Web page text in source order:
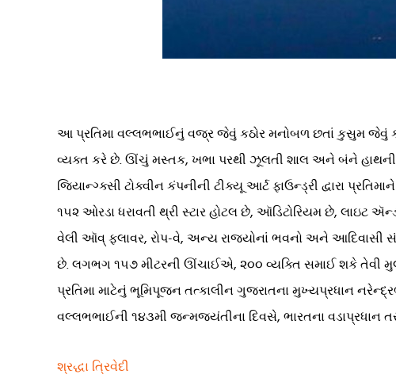
આ પ્રતિમા વલ્લભભાઈનું વજ્ર જેવું કઠોર મનોબળ છતાં કુસુમ જેવું
વ્યક્ત કરે છે. ઊંચું મસ્તક, ખભા પરથી ઝૂલતી શાલ અને બંને હાથની
જિયાન્ગ્ક્સી ટોક્વીન કંપનીની ટીક્યૂ આર્ટ ફાઉન્ડ્રી દ્વારા
૧૫૨ ઓરડા ધરાવતી થ્રી સ્ટાર હોટલ છે, ઑડિટોરિયમ છે, લાઇટ
વેલી ઑવ્ ફ્લાવર, રોપ-વે, અન્ય રાજ્યોનાં ભવનો અને આદિવાસી
છે. લગભગ ૧૫૭ મીટરની ઊંચાઈએ, ૨૦૦ વ્યક્તિ સમાઈ શકે તેવી
પ્રતિમા માટેનું ભૂમિપૂજન તત્કાલીન ગુજરાતના મુખ્યપ્રધાન
વલ્લભભાઈની ૧૪૩મી જન્મજયંતીના દિવસે, ભારતના વડાપ્રધાન
શ્રદ્ધા ત્રિવેદી